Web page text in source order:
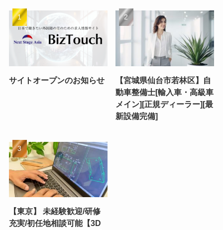
サイトオープンのお知らせ
【宮城県仙台市若林区】自
動車整備士[輸入車・高級車
メイン][正規ディーラー][最
新設備完備]
【東京】 未経験歓迎/研修
充実/初任地相談可能【3D